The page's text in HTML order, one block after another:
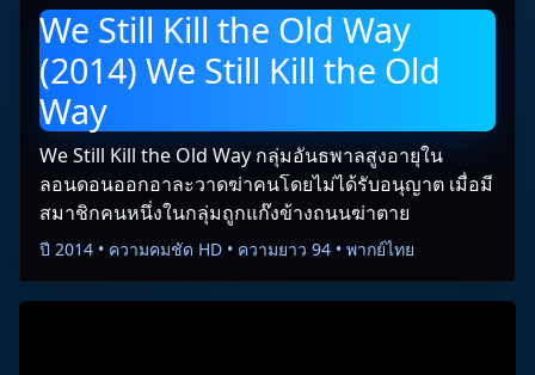
We Still Kill the Old Way
(2014) We Still Kill the Old
Way
We Still Kill the Old Way กลุ่มอันธพาลสูงอายุใน
ลอนดอนออกอาละวาดฆ่าคนโดยไม่ได้รับอนุญาต เมื่อมี
สมาชิกคนหนึ่งในกลุ่มถูกแก๊งข้างถนนฆ่าตาย
ปี 2014 • ความคมชัด HD • ความยาว 94 • พากย์ไทย